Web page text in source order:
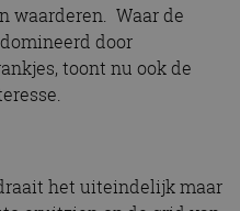
waarderen. Waar de
door
toont nu ook de
het uiteindelijk maar